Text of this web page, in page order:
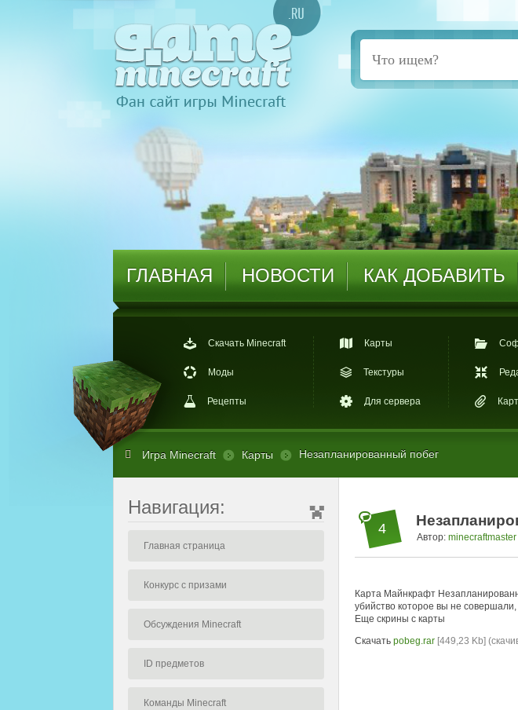
ГЛАВНАЯ НОВОСТИ КАК ДОБАВИТЬ
Скачать Minecraft
Моды
Рецепты
Карты
Текстуры
Для сервера
Игра Minecraft Карты Незапланированный побег
Навигация:
Главная страница
Конкурс с призами
Обсуждения Minecraft
ID предметов
Команды Minecraft
4
Автор: minecraftmaster
Карта Майнкрафт
убийство которое вы не
Еще скрины с карты
Скачать pobeg.rar [449,23 Kb]